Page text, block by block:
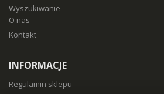
Wyszukiwanie
O nas
Kontakt
INFORMACJE
Regulamin sklepu